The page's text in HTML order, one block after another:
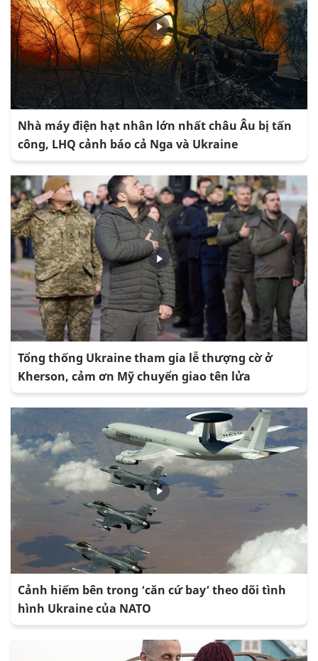
Nhà máy điện hạt nhân lớn nhất châu Âu bị tấn
công, LHQ cảnh báo cả Nga và Ukraine
Tổng thống Ukraine tham gia lễ thượng cờ ở
Kherson, cảm ơn Mỹ chuyển giao tên lửa
Cảnh hiếm bên trong ‘căn cứ bay’ theo dõi tình
hình Ukraine của NATO